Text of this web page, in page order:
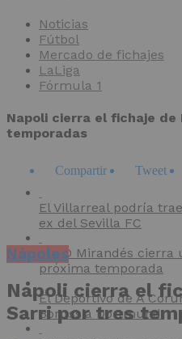
Noticias
Fútbol
Mercado de fichajes
LaLiga
Fórmula 1
Napoli cierra el fichaje
temporadas
Compartir Tweet
El Villarreal podría
ex del Sevilla FC
El CD Mirandés cierra
próxima temporada
El Deportivo de A
Borussia Dortmund
Nápoles
Napoli cierra el
Sarri por tres